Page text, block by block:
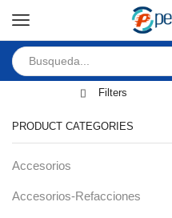
Filters
PRODUCT CATEGORIES
Accesorios
Accesorios-Refacciones